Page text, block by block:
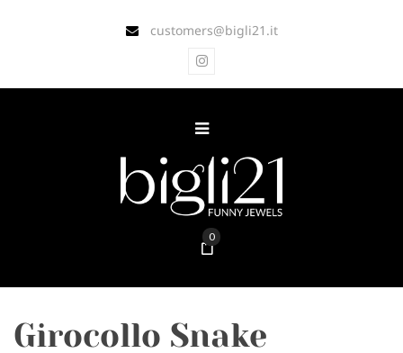
customers@bigli21.it
0
Girocollo Snake